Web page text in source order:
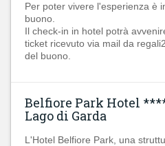
Per poter vivere l'esperienza è
buono.
Il check-in in hotel potrà
ticket ricevuto via mail da
del buono.
Belfiore Park Hotel
Lago di Garda
L'Hotel Belfiore Park, una